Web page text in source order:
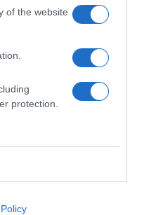
of the website
protection.